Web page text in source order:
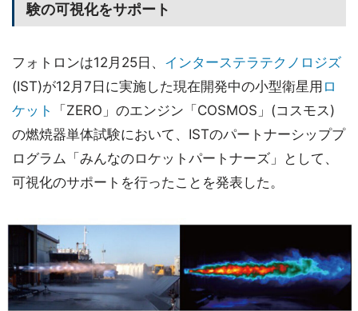
験の可視化をサポート
フォトロンは12月25日、 インターステラテクノロジズ
(IST)が12月7日に実施した現在開発中の小型衛星用 ロ
ケット
「ZERO」のエンジン「COSMOS」(コスモス)
の燃焼器単体試験において、ISTのパートナーシッププ
ログラム「みんなのロケットパートナーズ」として、
可視化のサポートを行ったことを発表した。